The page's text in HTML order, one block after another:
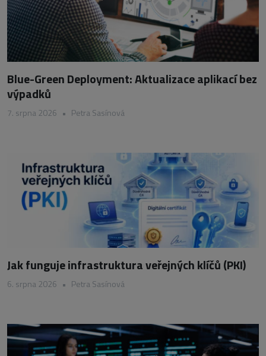
Blue-Green Deployment: Aktualizace aplikací bez
výpadků
7. srpna 2026 • Petra Sasínová
Jak funguje infrastruktura veřejných klíčů (PKI)
6. srpna 2026 • Petra Sasínová